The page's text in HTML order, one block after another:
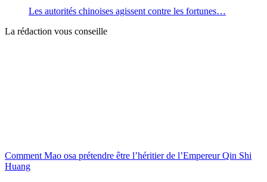
Les autorités chinoises agissent contre les fortunes…
La rédaction vous conseille
Comment Mao osa prétendre être l’héritier de l’Empereur Qin Shi
Huang